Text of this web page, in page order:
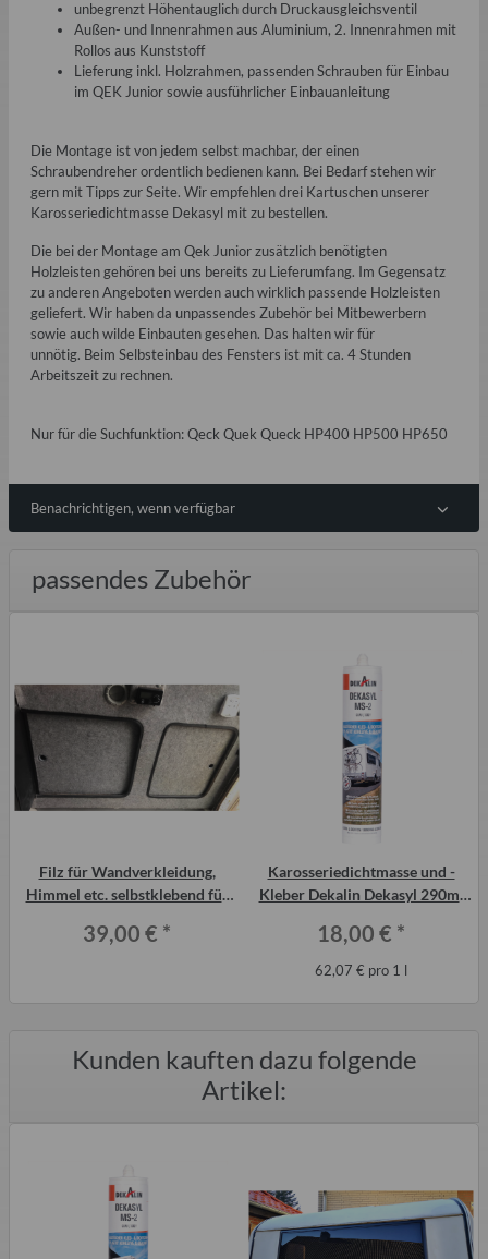
unbegrenzt Höhentauglich durch Druckausgleichsventil
Außen- und Innenrahmen aus Aluminium, 2. Innenrahmen mit
Rollos aus Kunststoff
Lieferung inkl. Holzrahmen, passenden Schrauben für Einbau
im QEK Junior sowie ausführlicher Einbauanleitung
Die Montage ist von jedem selbst machbar, der einen
Schraubendreher ordentlich bedienen kann. Bei Bedarf stehen wir
gern mit Tipps zur Seite. Wir empfehlen drei Kartuschen unserer
Karosseriedichtmasse Dekasyl mit zu bestellen.
Die bei der Montage am Qek Junior zusätzlich benötigten
Holzleisten gehören bei uns bereits zu Lieferumfang. Im Gegensatz
zu anderen Angeboten werden auch wirklich passende Holzleisten
geliefert. Wir haben da unpassendes Zubehör bei Mitbewerbern
sowie auch wilde Einbauten gesehen. Das halten wir für
unnötig. Beim Selbsteinbau des Fensters ist mit ca. 4 Stunden
Arbeitszeit zu rechnen.
Nur für die Suchfunktion: Qeck Quek Queck HP400 HP500 HP650
Benachrichtigen, wenn verfügbar
passendes Zubehör
Filz für Wandverkleidung,
Himmel etc. selbstklebend für
39,00 € *
Karosseriedichtmasse und -
Kleber Dekalin Dekasyl 290ml
18,00 € *
62,07 € pro 1 l
Kunden kauften dazu folgende
Artikel: